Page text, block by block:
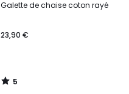
Galette de chaise coton rayé
23,90 €
/
5
/